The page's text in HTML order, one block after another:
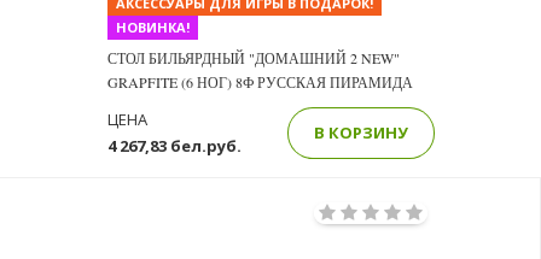
НОВИНКА!
СТОЛ БИЛЬЯРДНЫЙ "ДОМАШНИЙ 2 NEW"
GRAPFITE (6 НОГ) 8Ф РУССКАЯ ПИРАМИДА
4 267,83 бел.руб.
ЦЕНА
В КОРЗИНУ